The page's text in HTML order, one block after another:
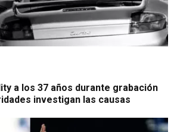
a los 37 años durante grabación
investigan las causas